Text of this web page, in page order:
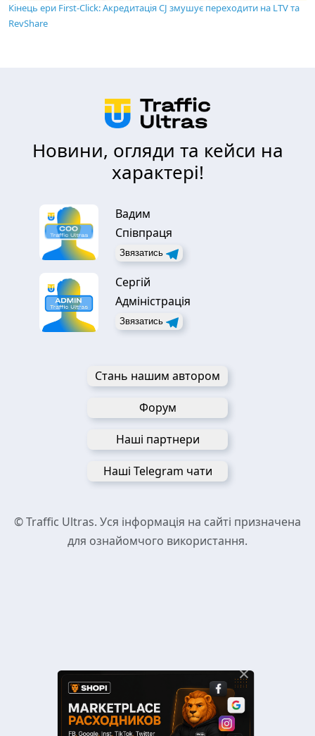
Кінець ери First-Click: Акредитація CJ змушує переходити на LTV та
RevShare
Новини, огляди та кейси на
характері!
Вадим
Співпраця
Звязатись
Сергій
Адміністрація
Звязатись
Стань нашим автором
Форум
Наші партнери
Наші Telegram чати
© Traffic Ultras. Уся інформація на сайті призначена
для ознайомчого використання.
×